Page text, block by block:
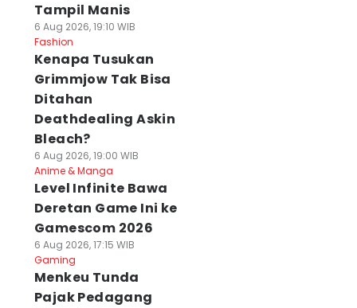
Tampil Manis
6 Aug 2026, 19:10 WIB
Fashion
Kenapa Tusukan
Grimmjow Tak Bisa
Ditahan
Deathdealing Askin
Bleach?
6 Aug 2026, 19:00 WIB
Anime & Manga
Level Infinite Bawa
Deretan Game Ini ke
Gamescom 2026
6 Aug 2026, 17:15 WIB
Gaming
Menkeu Tunda
Pajak Pedagang